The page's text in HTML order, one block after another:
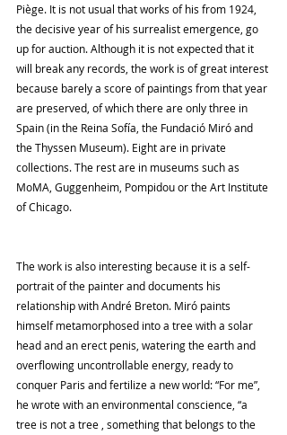
Piège. It is not usual that works of his from 1924,
the decisive year of his surrealist emergence, go
up for auction. Although it is not expected that it
will break any records, the work is of great interest
because barely a score of paintings from that year
are preserved, of which there are only three in
Spain (in the Reina Sofía, the Fundació Miró and
the Thyssen Museum). Eight are in private
collections. The rest are in museums such as
MoMA, Guggenheim, Pompidou or the Art Institute
of Chicago.
The work is also interesting because it is a self-
portrait of the painter and documents his
relationship with André Breton. Miró paints
himself metamorphosed into a tree with a solar
head and an erect penis, watering the earth and
overflowing uncontrollable energy, ready to
conquer Paris and fertilize a new world: “For me”,
he wrote with an environmental conscience, “a
tree is not a tree , something that belongs to the